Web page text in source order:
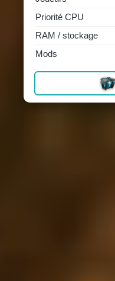
Priorité CPU
RAM / stockage
Mods